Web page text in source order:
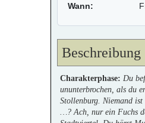
Wann:
Beschreibung
Charakterphase: Du
ununterbrochen, als du
Stollenburg. Niemand
…? Ach, nur ein Fuchs